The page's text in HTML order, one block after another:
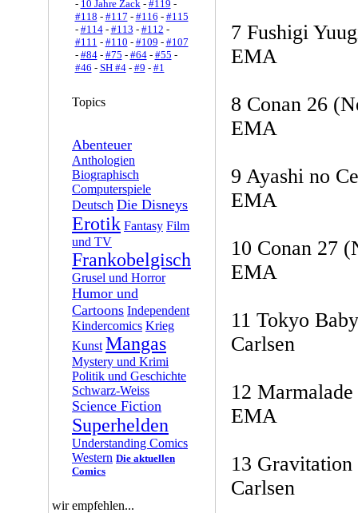
- 10 Jahre Zack- #119 -
#118 - #117 - #116 - #115
- #114- #113 - #112 -
#111 - #110 - #109 - #107
- #84- #75 - #64- #55 -
#46 - SH #4- #9 - #1
Topics
Abenteuer
Anthologien
Biographisch
Computerspiele
Deutsch Die Disneys
Erotik Fantasy Film
und TV
Frankobelgisch
Grusel und Horror
Humor und
Cartoons Independent
Kindercomics Krieg
Kunst Mangas
Mystery und Krimi
Politik und Geschichte
Schwarz-Weiss
Science Fiction
Superhelden
Understanding Comics
Western Die aktuellen
Comics
wir empfehlen...
7 Fushigi
EMA
8 Conan 26
EMA
9 Ayashi no
EMA
10 Conan 27
EMA
11 Tokyo
Carlsen
12
EMA
13
Carlsen